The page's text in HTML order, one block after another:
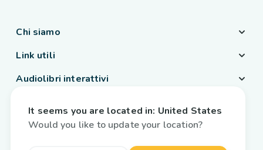
Chi siamo
Link utili
Audiolibri interattivi
Italia / Italiano
It seems you are located in: United States
Would you like to update your location?